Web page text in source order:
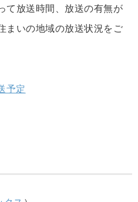
て放送時間、放送の有無が
まいの地域の放送状況をご
予定